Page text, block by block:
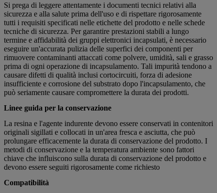
Si prega di leggere attentamente i documenti tecnici relativi alla
sicurezza e alla salute prima dell'uso e di rispettare rigorosamente
tutti i requisiti specificati nelle etichette del prodotto e nelle schede
tecniche di sicurezza. Per garantire prestazioni stabili a lungo
termine e affidabilità dei gruppi elettronici incapsulati, è necessario
eseguire un'accurata pulizia delle superfici dei componenti per
rimuovere contaminanti attaccati come polvere, umidità, sali e grasso
prima di ogni operazione di incapsulamento. Tali impurità tendono a
causare difetti di qualità inclusi cortocircuiti, forza di adesione
insufficiente e corrosione del substrato dopo l'incapsulamento, che
può seriamente causare compromettere la durata dei prodotti.
Linee guida per la conservazione
La resina e l'agente indurente devono essere conservati in contenitori
originali sigillati e collocati in un'area fresca e asciutta, che può
prolungare efficacemente la durata di conservazione del prodotto. I
metodi di conservazione e la temperatura ambiente sono fattori
chiave che influiscono sulla durata di conservazione del prodotto e
devono essere seguiti rigorosamente come richiesto
Compatibilità